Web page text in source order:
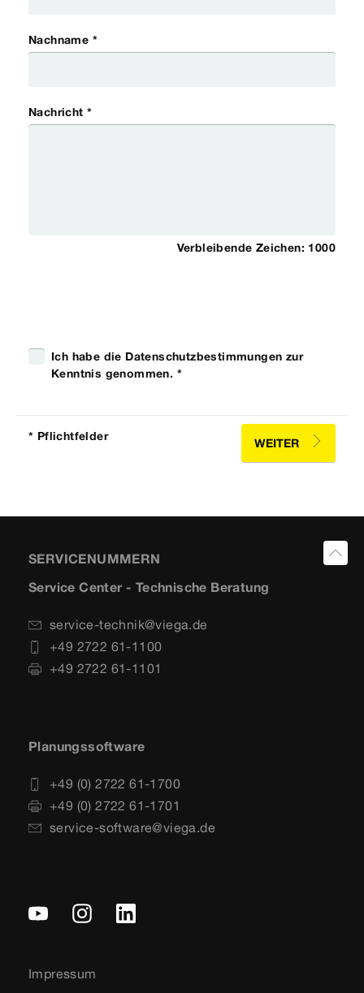
Nachname *
Nachricht *
Verbleibende Zeichen: 1000
Ich habe die Datenschutzbestimmungen zur
Kenntnis genommen. *
* Pflichtfelder
WEITER
SERVICENUMMERN
Service Center - Technische Beratung
service-technik@viega.de
+49 2722 61-1100
+49 2722 61-1101
Planungssoftware
+49 (0) 2722 61-1700
+49 (0) 2722 61-1701
service-software@viega.de
Impressum